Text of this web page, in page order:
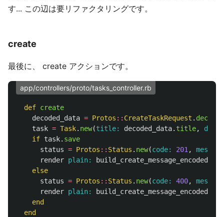
す... この辺は要リファクタリングです。
create
最後に、 create アクションです。
app/controllers/proto/tasks_controller.rb
def create
decoded_data = Protos :: CreateTaskRequest . decode
task = Task. new(title: decoded_data. title,
if task. save
status = Protos :: Status . new(code: 201 ,
render plain: build_create_message_encoded
else
status = Protos :: Status . new(code: 400,
render plain: build_create_message_encoded
end
end